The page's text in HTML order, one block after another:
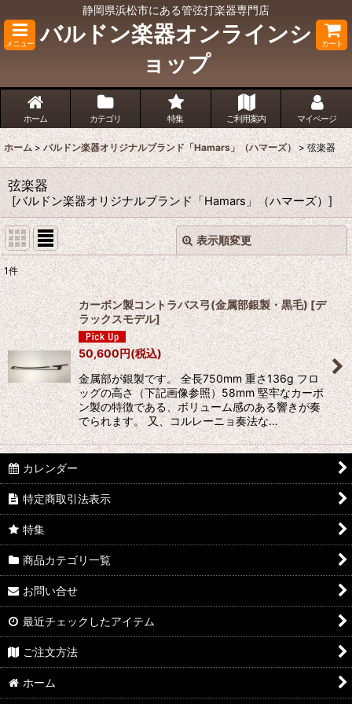
静岡県浜松市にある管弦打楽器専門店
メニュー
バルドン楽器オンラインシ
ョップ
カート
ホーム カテゴリ 特集 ご利用案内 マイページ
ホーム > バルドン楽器オリジナルブランド「Hamars」（ハマーズ） > 弦楽器
弦楽器
[バルドン楽器オリジナルブランド「Hamars」（ハマーズ）]
表示順変更
表示数:
並び順:
絞り込む
閉じる
1件
カーボン製コントラバス弓(金属部銀製・黒毛)[デ
ラックスモデル]
50,600円(税込)
金属部が銀製です。 全長750mm 重さ136g フロ
ッグの高さ（下記画像参照）58mm 堅牢なカーボ
ン製の特徴である、ボリューム感のある響きが奏
でられます。 又、コルレーニョ奏法な…
カレンダー
特定商取引法表示
特集
商品カテゴリ一覧
お問い合せ
最近チェックしたアイテム
ご注文方法
ホーム